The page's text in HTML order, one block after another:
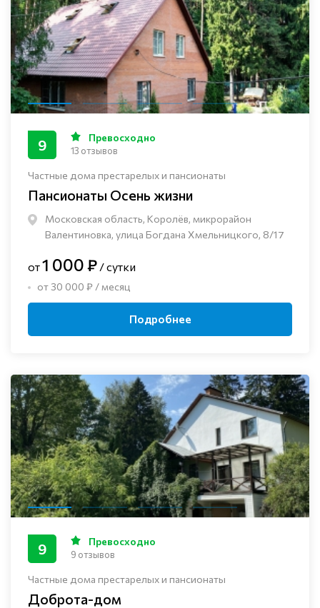
Частные дома престарелых и пансионаты
Пансионаты Осень жизни
Московская область, Королёв, микрорайон
Валентиновка, улица Богдана Хмельницкого, 8/17
9 Превосходно
13 отзывов
от1 000 ₽ / сутки
от 30 000 ₽ / месяц
Подробнее
Частные дома престарелых и пансионаты
Доброта-дом
9 Превосходно
9 отзывов